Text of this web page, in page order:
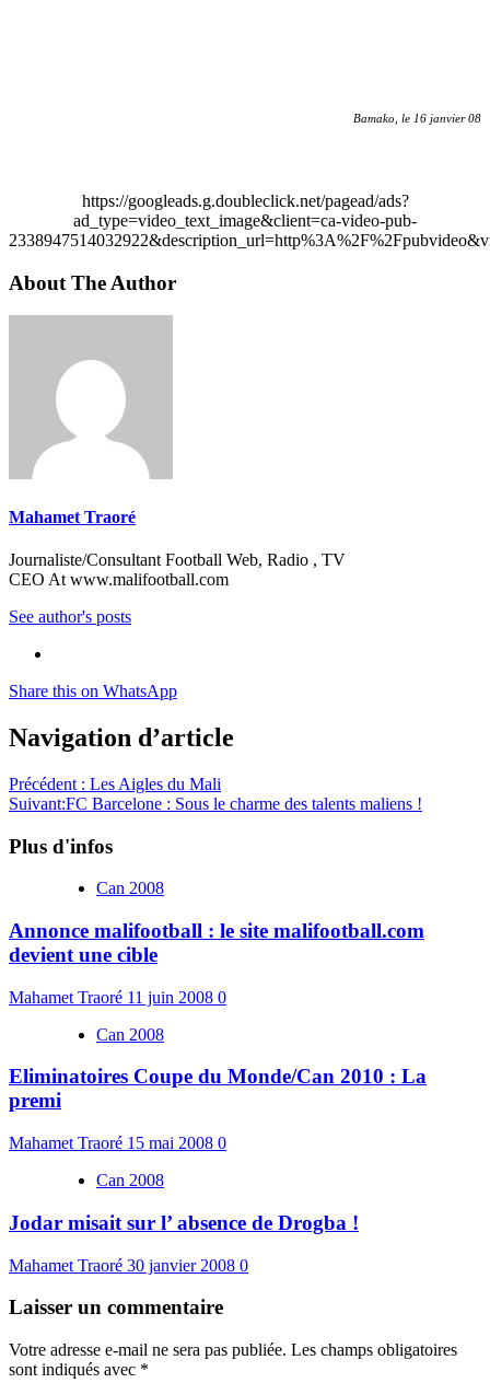
Bamako, le 16 janvier 08
https://googleads.g.doubleclick.net/pagead/ads?
ad_type=video_text_image&client=ca-video-pub-
About The Author
Mahamet Traoré
Journaliste/Consultant Football Web, Radio , TV
CEO At www.malifootball.com
See author's posts
Share this on WhatsApp
Navigation d’article
Précédent : Les Aigles du Mali
Suivant:FC Barcelone : Sous le charme des talents maliens !
Plus d'infos
Can 2008
Annonce malifootball : le site malifootball.com
devient une cible
Mahamet Traoré 11 juin 2008 0
Can 2008
Eliminatoires Coupe du Monde/Can 2010 : La
premi
Mahamet Traoré 15 mai 2008 0
Can 2008
Jodar misait sur l’ absence de Drogba !
Mahamet Traoré 30 janvier 2008 0
Laisser un commentaire
Votre adresse e-mail ne sera pas publiée. Les champs obligatoires
sont indiqués avec *